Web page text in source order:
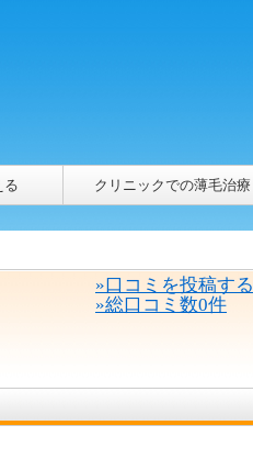
る クリニックでの薄毛治療
»口コミを投稿する
»総口コミ数0件